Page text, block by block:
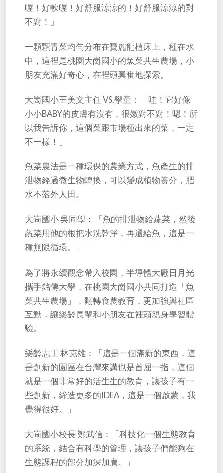
喔！好軟喔！好舒服涼涼的！好舒服涼涼的對
不對！」
一顆顆青菜均勻分布在寶麗龍植床上，種在水
中，這裡是桃園大崗國小的魚菜共生農場，小
朋友充滿好奇心，在裡頭興奮地探索。
大崗國小王美文主任 VS.學童：「哇！它好像
小小BABY的皮膚有沒有，很嫩對不對！嗯！所
以我告訴你，這個菜跟市場種出來的菜，一定
不一樣！」
魚菜農法是一種環保的農業方式，魚產生的排
泄物經過微生物轉換，可以變成植物養分，肥
水不落外人田。
大崗國小 吳同學︰「魚的排泄物給蔬菜，然後
蔬菜用他的根把水洗乾淨，再還給魚，這是一
種無限循環。」
為了將永續觀念帶入校園，半導體大廠日月光
攜手銘傳大學，在桃園大崗國小共同打造「魚
菜共生農場」，翻轉食農教育，更加強與社區
互動，讓樂齡長輩和小朋友在裡頭親身學習體
驗。
樂齡志工 林克雄：「這是一個滿新的東西，這
是創新的園區在台灣來講也是首屈一指，這個
就是一個非常好的活生生的教育，讓孩子有一
些創新，締造更多的IDEA，這是一個啟蒙，我
覺得很好。」
大崗國小校長 鄭武信：「科技化一個生態教育
的系統，結合有科學的管理，讓孩子們能夠在
生態課程的部分加深加廣。」